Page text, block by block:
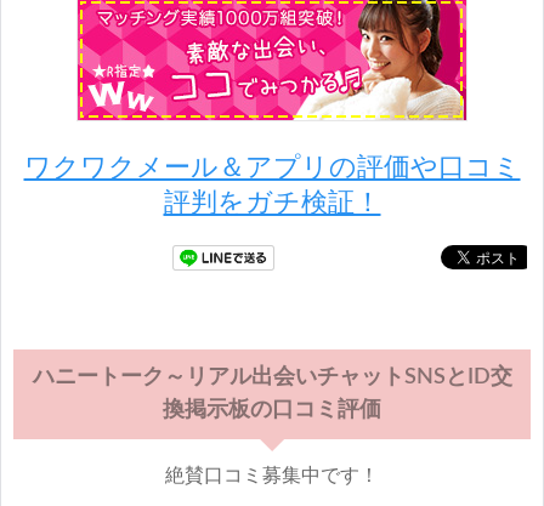
ワクワクメール＆アプリの評価や口コミ
評判をガチ検証！
ハニートーク～リアル出会いチャットSNSとID交
換掲示板の口コミ評価
絶賛口コミ募集中です！